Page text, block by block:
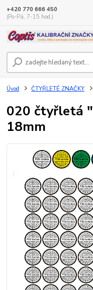
+420 770 666 450
(Po-Pá, 7-15 hod.)
Úvod ČTYŘLETÉ ZNAČKY
020 čtyřletá
18mm